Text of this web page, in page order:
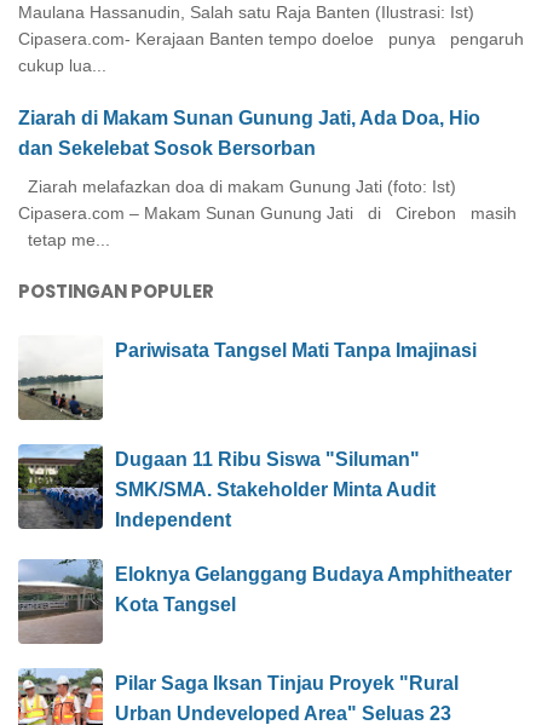
Maulana Hassanudin, Salah satu Raja Banten (Ilustrasi: Ist)
Cipasera.com- Kerajaan Banten tempo doeloe punya pengaruh
cukup lua...
Ziarah di Makam Sunan Gunung Jati, Ada Doa, Hio
dan Sekelebat Sosok Bersorban
Ziarah melafazkan doa di makam Gunung Jati (foto: Ist)
Cipasera.com – Makam Sunan Gunung Jati di Cirebon masih
tetap me...
POSTINGAN POPULER
Pariwisata Tangsel Mati Tanpa Imajinasi
Dugaan 11 Ribu Siswa "Siluman"
SMK/SMA. Stakeholder Minta Audit
Independent
Eloknya Gelanggang Budaya Amphitheater
Kota Tangsel
Pilar Saga Iksan Tinjau Proyek "Rural
Urban Undeveloped Area" Seluas 23